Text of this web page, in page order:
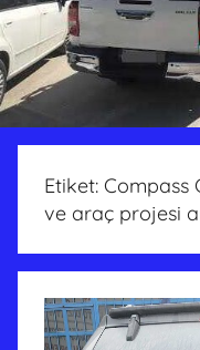
Etiket: Compass
ve araç projesi